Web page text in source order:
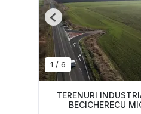
1 / 6
Previous
TERENURI
BECICHERECU